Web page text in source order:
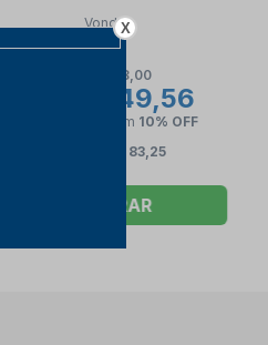
Vonder
R$ 548,00
R$ 449,56
com 10% OFF
R$ 83,25
COMPRAR
X